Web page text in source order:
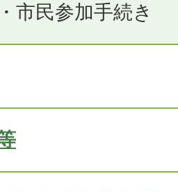
市民参加手続き